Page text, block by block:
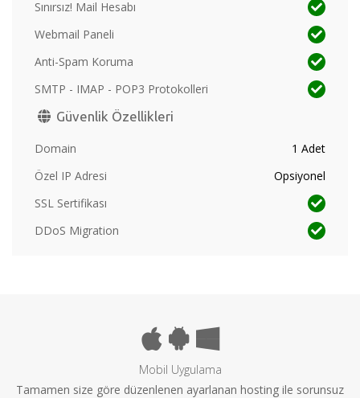
Sınırsız! Mail Hesabı
Webmail Paneli
Anti-Spam Koruma
SMTP - IMAP - POP3 Protokolleri
Güvenlik Özellikleri
Domain
1 Adet
Özel IP Adresi
Opsiyonel
SSL Sertifikası
DDoS Migration
Mobil Uygulama
Tamamen size göre düzenlenen ayarlanan hosting ile sorunsuz